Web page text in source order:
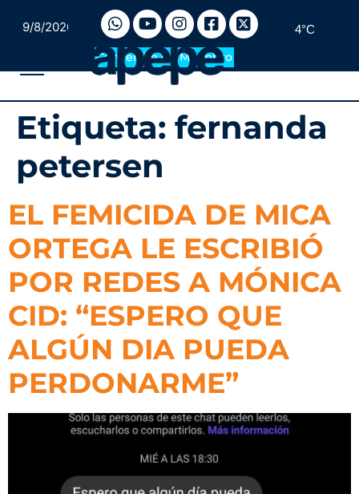
9/8/2026 4°C
Convertite en Miembro
Etiqueta: fernanda
petersen
EL FEMICIDA DE MICA
ORTEGA LE ESCRIBIÓ
POR REDES A MÓNICA
CID: “ESPERO QUE
ALGÚN DIA PUEDA
PERDONARME”